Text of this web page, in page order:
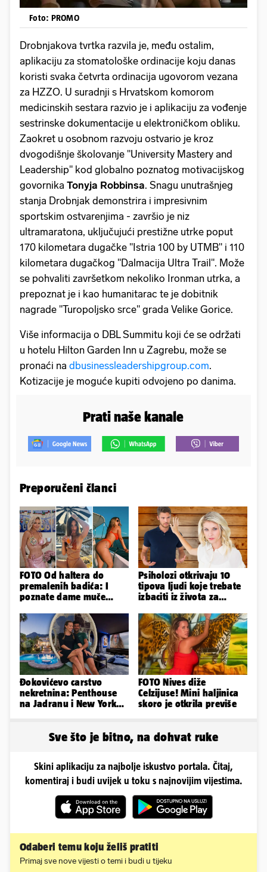
Foto: PROMO
Drobnjakova tvrtka razvila je, među ostalim,
aplikaciju za stomatološke ordinacije koju danas
koristi svaka četvrta ordinacija ugovorom vezana
za HZZO. U suradnji s Hrvatskom komorom
medicinskih sestara razvio je i aplikaciju za vođenje
sestrinske dokumentacije u elektroničkom obliku.
Zaokret u osobnom razvoju ostvario je kroz
dvogodišnje školovanje "University Mastery and
Leadership" kod globalno poznatog motivacijskog
govornika Tonyja Robbinsa. Snagu unutrašnjeg
stanja Drobnjak demonstrira i impresivnim
sportskim ostvarenjima - završio je niz
ultramaratona, uključujući prestižne utrke poput
170 kilometara dugačke "Istria 100 by UTMB" i 110
kilometara dugačkog "Dalmacija Ultra Trail". Može
se pohvaliti završetkom nekoliko Ironman utrka, a
prepoznat je i kao humanitarac te je dobitnik
nagrade "Turopoljsko srce" grada Velike Gorice.
Više informacija o DBL Summitu koji će se održati
u hotelu Hilton Garden Inn u Zagrebu, može se
pronaći na dbusinessleadershipgroup.com.
Kotizacije je moguće kupiti odvojeno po danima.
Prati naše kanale
Preporučeni članci
FOTO Od haltera do
premalenih badića: I
poznate dame muče
pozirale
Psiholozi otkrivaju 10
tipova ljudi koje trebate
izbaciti iz života za
Đokovićevo carstvo
nekretnina: Penthouse
na Jadranu i New Yorku,
FOTO Nives diže
Celzijuse! Mini haljinica
skoro je otkrila previše
Sve što je bitno, na dohvat ruke
Skini aplikaciju za najbolje iskustvo portala. Čitaj,
komentiraj i budi uvijek u toku s najnovijim vijestima.
Odaberi temu koju želiš pratiti
Primaj sve nove vijesti o temi i budi u tijeku